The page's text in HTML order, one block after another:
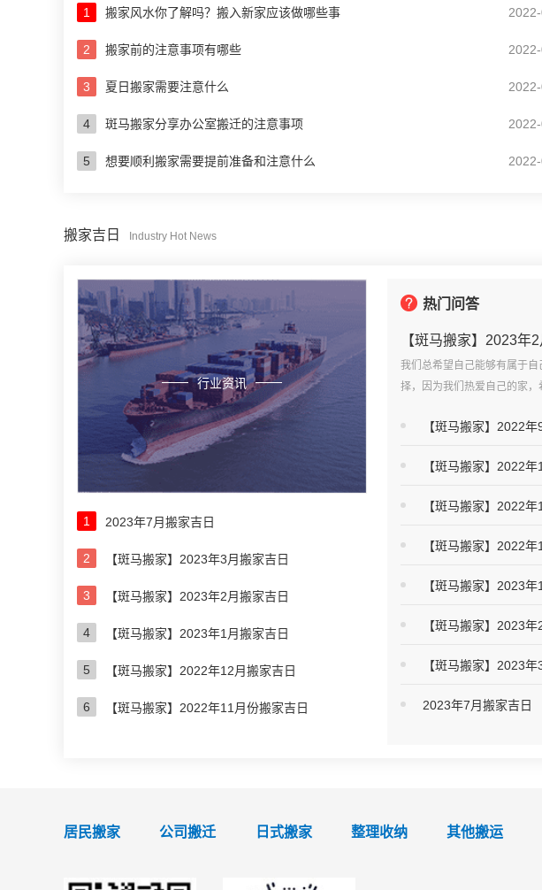
1 搬家风水你了解吗？搬入新家应该做哪些事
2 搬家前的注意事项有哪些
3 夏日搬家需要注意什么
4 斑马搬家分享办公室搬迁的注意事项
5 想要顺利搬家需要提前准备和注意什么
搬家吉日 Industry Hot News
行业资讯
1 2023年7月搬家吉日
2 【斑马搬家】2023年3月搬家吉日
3 【斑马搬家】2023年2月搬家吉日
4 【斑马搬家】2023年1月搬家吉日
5 【斑马搬家】2022年12月搬家吉日
6 【斑马搬家】2022年11月份搬家吉日
热门问答
【斑马搬家】2023年
我们总希望自己能够有属于
择，因为我们热爱自己的家，
【斑马搬家】2022
【斑马搬家】2022
【斑马搬家】2022
【斑马搬家】2022
【斑马搬家】2023年
【斑马搬家】2023年
【斑马搬家】2023年
2023年7月搬家吉日
居民搬家 公司搬迁 日式搬家 整理收纳 其他搬运